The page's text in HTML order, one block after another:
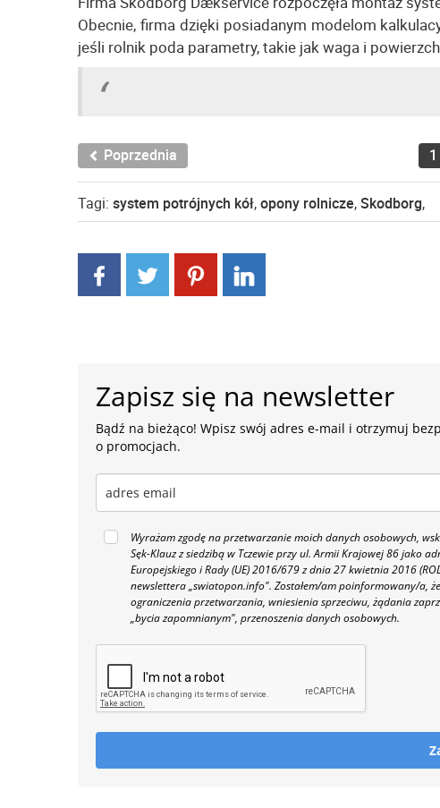
Obecnie, firma dzięki posiadanym modelom
jeśli rolnik poda parametry, takie jak waga i
Poprzednia 1
Tagi: system potrójnych kół,opony rolnicze,Skodborg,
Zapisz się na newsletter
Bądź na bieżąco! Wpisz swój adres e-mail i otrzymuj
o promocjach.
Wyrażam zgodę na przetwarzanie moich danych osobowych,
Sęk-Klauz z siedzibą w Tczewie przy ul. Armii Krajowej 86 jako
Europejskiego i Rady (UE) 2016/679 z dnia 27 kwietnia 2016
newslettera „swiatopon.info". Zostałem/am poinformowany/a,
ograniczenia przetwarzania, wniesienia sprzeciwu, żądania
„bycia zapomnianym", przenoszenia danych osobowych.